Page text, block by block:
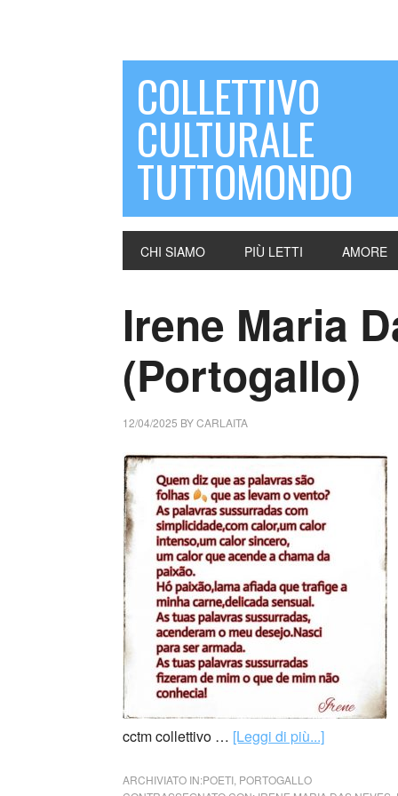
COLLETTIVO
CULTURALE
TUTTOMONDO
CHI SIAMO PIÙ LETTI AMORE
Irene Maria
(Portogallo)
12/04/2025 BYCARLAITA
cctm collettivo … [Leggi di più...]
ARCHIVIATO IN:POETI PORTOGALLO